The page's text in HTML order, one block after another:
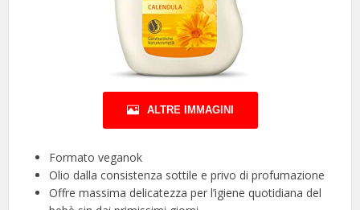
ALTRE IMMAGINI
Formato veganok
Olio dalla consistenza sottile e privo di profumazione
Offre massima delicatezza per l’igiene quotidiana del